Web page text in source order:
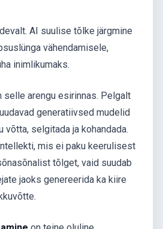
AI suulise tõlke järgmine
vähendamisele,
inimlikumaks.
selle arengu esirinnas. Pelgalt
generatiivsed mudelid
võtta, selgitada ja kohandada.
mis ei paku keerulisest
tõlget, vaid suudab
jaoks genereerida ka kiire